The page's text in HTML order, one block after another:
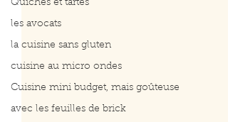
Quiches et tartes
les avocats
la cuisine sans gluten
cuisine au micro ondes
Cuisine mini budget, mais goûteuse
avec les feuilles de brick